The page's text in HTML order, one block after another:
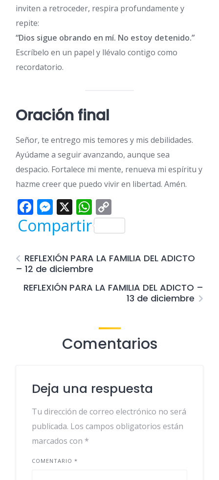
inviten a retroceder, respira profundamente y
repite:
“Dios sigue obrando en mí. No estoy detenido.”
Escríbelo en un papel y llévalo contigo como
recordatorio.
Oración final
Señor, te entrego mis temores y mis debilidades.
Ayúdame a seguir avanzando, aunque sea
despacio. Fortalece mi mente, renueva mi espíritu y
hazme creer que puedo vivir en libertad. Amén.
Facebook
Messenger
X WhatsApp
Link
Compartir
REFLEXIÓN PARA LA FAMILIA DEL ADICTO
– 12 de diciembre
REFLEXIÓN PARA LA FAMILIA DEL ADICTO –
13 de diciembre
Comentarios
Deja una respuesta
Tu dirección de correo electrónico no será
publicada. Los campos obligatorios están
marcados con *
COMENTARIO *